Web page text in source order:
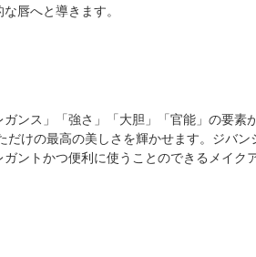
唇へと導きます。
ンス」「強さ」「大胆」「官能」の要素
けの最高の美しさを輝かせます。ジバン
ントかつ便利に使うことのできるメイク